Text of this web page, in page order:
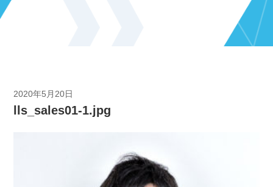
2020年5月20日
lls_sales01-1.jpg